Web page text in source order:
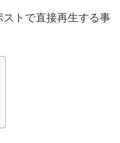
トで直接再生する事